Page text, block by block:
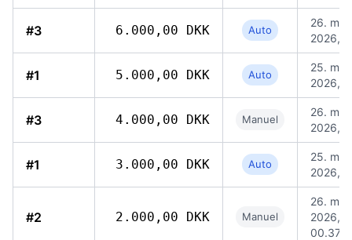
#3 6.000,00 DKK Auto
26. maj
2026,
#1 5.000,00 DKK Auto
25. maj
2026,
#3 4.000,00 DKK Manuel
26. maj
2026,
#1 3.000,00 DKK Auto
25. maj
2026,
#2 2.000,00 DKK Manuel
26. maj
2026,
00.37